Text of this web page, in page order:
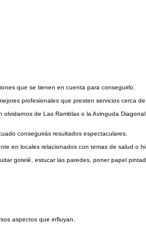
que se tienen en cuenta para conseguirlo.
profesionales que presten servicios cerca de
de Las Ramblas o la Avinguda
conseguirás resultados espectaculares.
en locales relacionados con temas de salud o
gotelé, estucar las paredes, poner papel
aspectos que influyan.